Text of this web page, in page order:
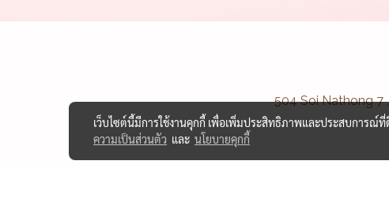
504 Soi Nathong 7
เว็บไซต์นี้มีการใช้งานคุกกี้ เพื่อเพิ่มประสิทธิภาพและประสบการณ์ที่
ความเป็นส่วนตัว และ นโยบายคุกกี้